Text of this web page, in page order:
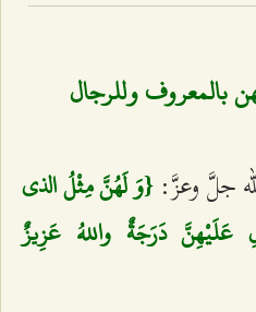
بالمعروف وللرجال
جلَّ وعزَّ: {وَ لَهُنَّ مِثْلُ الذي
عَلَيْهِنَّ دَرَجَةٌ واللهُ عَزِيزٌ